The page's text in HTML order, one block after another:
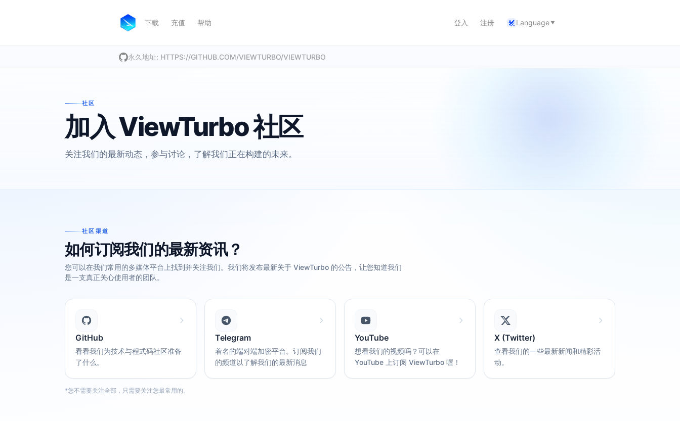
下载 充值 帮助 登入 注册 A文 Language
永久地址: HTTPS://GITHUB.COM/VIEWTURBO/VIEWTURBO
社区
加入 ViewTurbo 社区
关注我们的最新动态，参与讨论，了解我们正在构建的未来。
社区渠道
如何订阅我们的最新资讯？
您可以在我们常用的多媒体平台上找到并关注我们。我们将发布最新关于 ViewTurbo 的公告，让您知道我们
是一支真正关心使用者的团队。
GitHub
看看我们为技术与程式码社区准备
了什么。
Telegram
着名的端对端加密平台。订阅我们
的频道以了解我们的最新消息
YouTube
想看我们的视频吗？可以在
YouTube 上订阅 ViewTurbo 喔！
X (Twitter)
查看我们的一些最新新闻和精彩活
动。
*您不需要关注全部，只需要关注您最常用的。